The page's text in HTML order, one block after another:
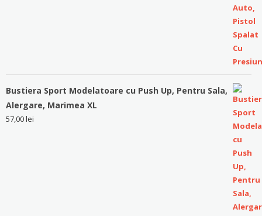
Bustiera Sport Modelatoare cu Push Up, Pentru Sala,
Alergare, Marimea XL
57,00lei